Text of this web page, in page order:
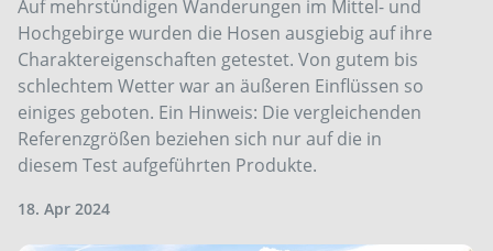
Auf mehrstündigen Wanderungen im Mittel- und
Hochgebirge wurden die Hosen ausgiebig auf ihre
Charaktereigenschaften getestet. Von gutem bis
schlechtem Wetter war an äußeren Einflüssen so
einiges geboten. Ein Hinweis: Die vergleichenden
Referenzgrößen beziehen sich nur auf die in
diesem Test aufgeführten Produkte.
18. Apr 2024